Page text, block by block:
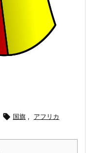
 国旗 , アフリカ